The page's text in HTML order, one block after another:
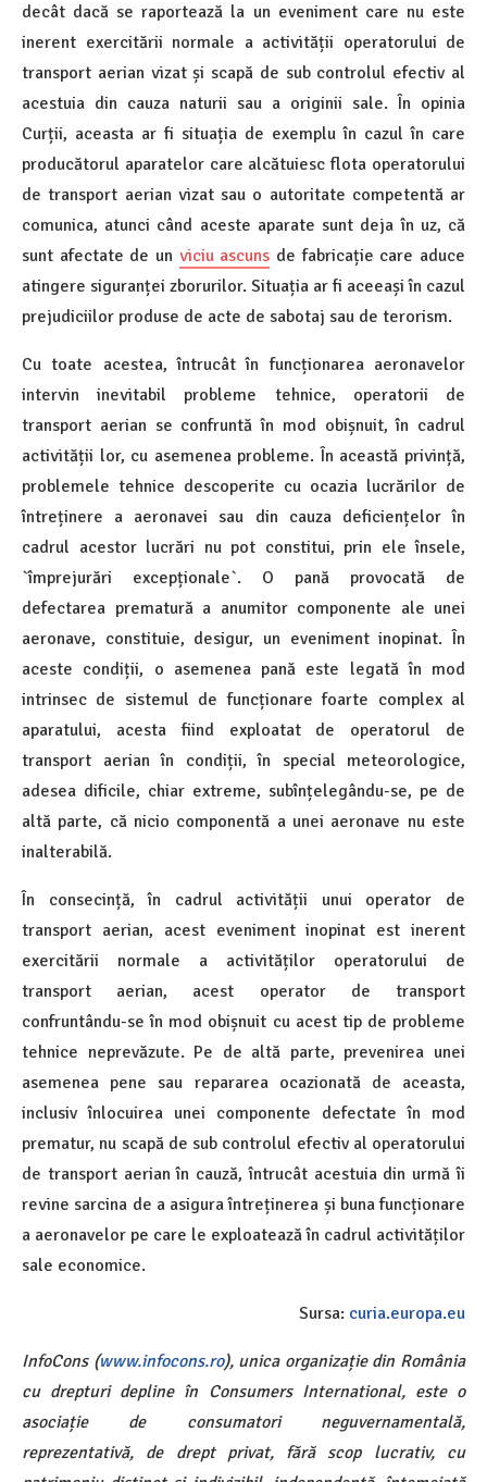
decât dacă se raportează la un eveniment care nu este
inerent exercitării normale a activității operatorului de
transport aerian vizat și scapă de sub controlul efectiv al
acestuia din cauza naturii sau a originii sale. În opinia
Curții, aceasta ar fi situația de exemplu în cazul în care
producătorul aparatelor care alcătuiesc flota operatorului
de transport aerian vizat sau o autoritate competentă ar
comunica, atunci când aceste aparate sunt deja în uz, că
sunt afectate de un viciu ascuns de fabricație care aduce
atingere siguranței zborurilor. Situația ar fi aceeași în cazul
prejudiciilor produse de acte de sabotaj sau de terorism.
Cu toate acestea, întrucât în funcționarea aeronavelor
intervin inevitabil probleme tehnice, operatorii de
transport aerian se confruntă în mod obișnuit, în cadrul
activității lor, cu asemenea probleme. În această privință,
problemele tehnice descoperite cu ocazia lucrărilor de
întreținere a aeronavei sau din cauza deficiențelor în
cadrul acestor lucrări nu pot constitui, prin ele însele,
`împrejurări excepționale`. O pană provocată de
defectarea prematură a anumitor componente ale unei
aeronave, constituie, desigur, un eveniment inopinat. În
aceste condiții, o asemenea pană este legată în mod
intrinsec de sistemul de funcționare foarte complex al
aparatului, acesta fiind exploatat de operatorul de
transport aerian în condiții, în special meteorologice,
adesea dificile, chiar extreme, subînțelegându-se, pe de
altă parte, că nicio componentă a unei aeronave nu este
inalterabilă.
În consecință, în cadrul activității unui operator de
transport aerian, acest eveniment inopinat est inerent
exercitării normale a activităților operatorului de
transport aerian, acest operator de transport
confruntându-se în mod obișnuit cu acest tip de probleme
tehnice neprevăzute. Pe de altă parte, prevenirea unei
asemenea pene sau repararea ocazionată de aceasta,
inclusiv înlocuirea unei componente defectate în mod
prematur, nu scapă de sub controlul efectiv al operatorului
de transport aerian în cauză, întrucât acestuia din urmă îi
revine sarcina de a asigura întreținerea și buna funcționare
a aeronavelor pe care le exploatează în cadrul activităților
sale economice.
Sursa: curia.europa.eu
InfoCons (www.infocons.ro), unica organizație din România
cu drepturi depline în Consumers International, este o
asociație de consumatori neguvernamentală,
reprezentativă, de drept privat, fără scop lucrativ, cu